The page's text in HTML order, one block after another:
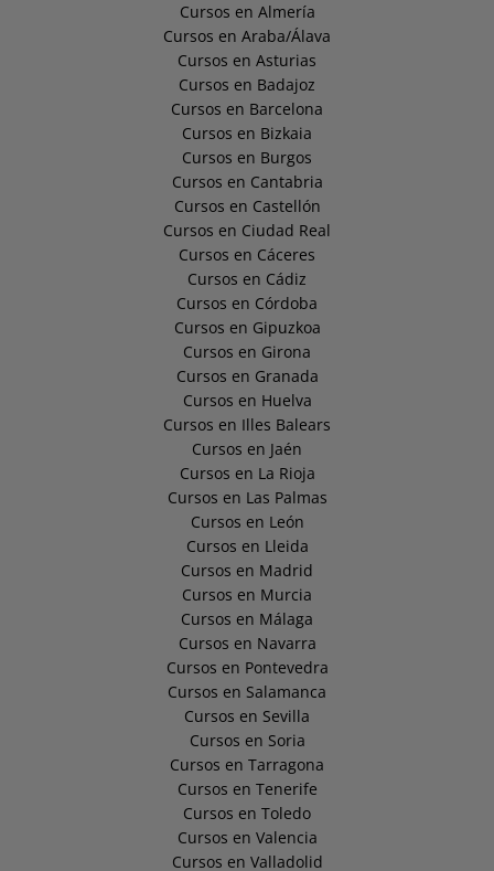
Cursos en Almería
Cursos en Araba/Álava
Cursos en Asturias
Cursos en Badajoz
Cursos en Barcelona
Cursos en Bizkaia
Cursos en Burgos
Cursos en Cantabria
Cursos en Castellón
Cursos en Ciudad Real
Cursos en Cáceres
Cursos en Cádiz
Cursos en Córdoba
Cursos en Gipuzkoa
Cursos en Girona
Cursos en Granada
Cursos en Huelva
Cursos en Illes Balears
Cursos en Jaén
Cursos en La Rioja
Cursos en Las Palmas
Cursos en León
Cursos en Lleida
Cursos en Madrid
Cursos en Murcia
Cursos en Málaga
Cursos en Navarra
Cursos en Pontevedra
Cursos en Salamanca
Cursos en Sevilla
Cursos en Soria
Cursos en Tarragona
Cursos en Tenerife
Cursos en Toledo
Cursos en Valencia
Cursos en Valladolid